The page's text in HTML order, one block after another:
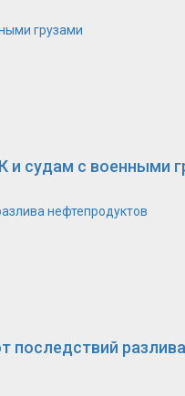
грузами
и судам с военными
нефтепродуктов
последствий